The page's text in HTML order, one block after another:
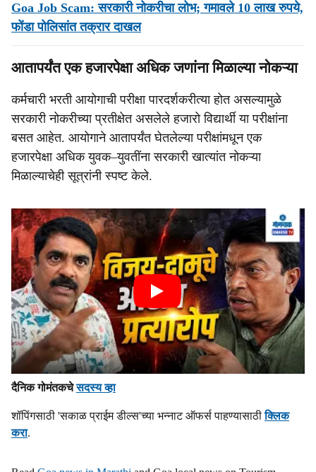
Goa Job Scam: सरकारी नोकरीचा लोभ; गमावले 10 लाख रुपये,
फोंडा पोलिसांत तक्रार दाखल
आतापर्यंत एक हजारपेक्षा अधिक जणांना मिळाल्‍या नोकऱ्या
कर्मचारी भरती आयोगाची परीक्षा पारदर्शकरीत्‍या होत असल्‍यामुळे
सरकारी नोकरीच्‍या प्रतीक्षेत असलेले हजारो विद्यार्थी या परीक्षांना
बसत आहेत. आयोगाने आतापर्यंत घेतलेल्‍या परीक्षांमधून एक
हजारपेक्षा अधिक युवक–युवतींना सरकारी खात्‍यांत नोकऱ्या
मिळाल्‍याचेही सूत्रांनी स्‍पष्‍ट केले.
दैनिक गोमंतकचेसदस्य व्हा
शॉपिंगसाठी 'सकाळ प्राईम डील्स'च्या भन्नाट ऑफर्स पाहण्यासाठीक्लिक
करा.